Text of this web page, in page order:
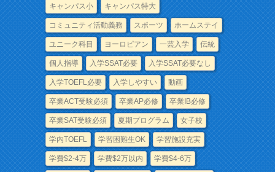
キャンパス小 キャンパス特大
コミュニティ活動義務 スポーツ ホームステイ
ユニーク科目 ヨーロピアン 一芸入学 伝統
個人指導 入学SSAT必要 入学SSAT必要なし
入学TOEFL必要 入学しやすい 動画
卒業ACT受験必須 卒業AP必修 卒業IB必修
卒業SAT受験必須 夏期プログラム 女子校
学内TOEFL 学習困難生OK 学習施設充実
学費$2-4万 学費$2万以内 学費$4-6万